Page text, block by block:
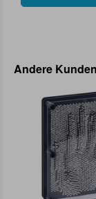
Andere